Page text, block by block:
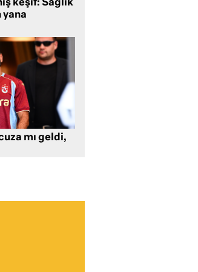
keşif: Sağlık
yana
mı geldi,